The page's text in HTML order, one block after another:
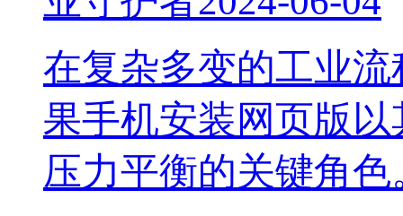
在复杂多变的工业流
果手机安装网页版以
压力平衡的关键角色